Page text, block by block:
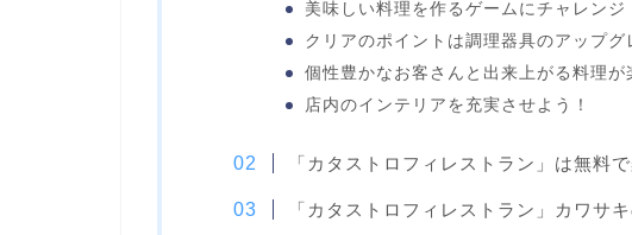
美味しい料理を作るゲームにチャレンジ
クリアのポイントは調理器具のアップグ
個性豊かなお客さんと出来上がる料理が
店内のインテリアを充実させよう！
「カタストロフィレストラン」は無料
「カタストロフィレストラン」カワサ